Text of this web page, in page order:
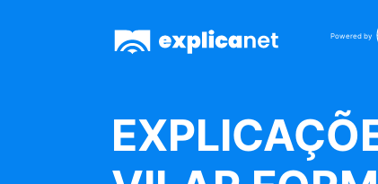
Powered by